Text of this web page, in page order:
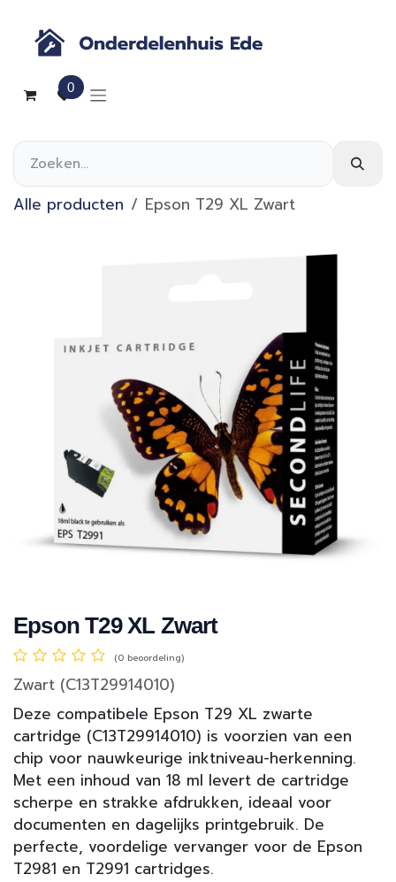
0
Alle producten Epson T29 XL Zwart
Epson T29 XL Zwart
(0 beoordeling)
Zwart (C13T29914010)
Deze compatibele Epson T29 XL zwarte
cartridge (C13T29914010) is voorzien van een
chip voor nauwkeurige inktniveau-herkenning.
Met een inhoud van 18 ml levert de cartridge
scherpe en strakke afdrukken, ideaal voor
documenten en dagelijks printgebruik. De
perfecte, voordelige vervanger voor de Epson
T2981 en T2991 cartridges.